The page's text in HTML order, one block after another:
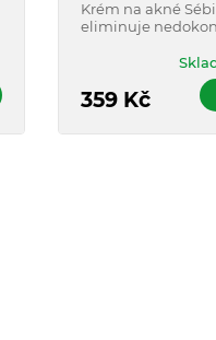
Krém na akné
eliminuje
působí na příčiny
těchto
359Kč